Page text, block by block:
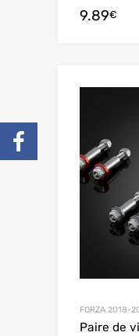
9.89€
FORZA 2018-
Paire de